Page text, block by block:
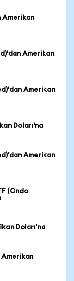
Amerikan
Amerikan
Amerikan
Doları'na
Amerikan
(Ondo
Doları'na
Amerikan